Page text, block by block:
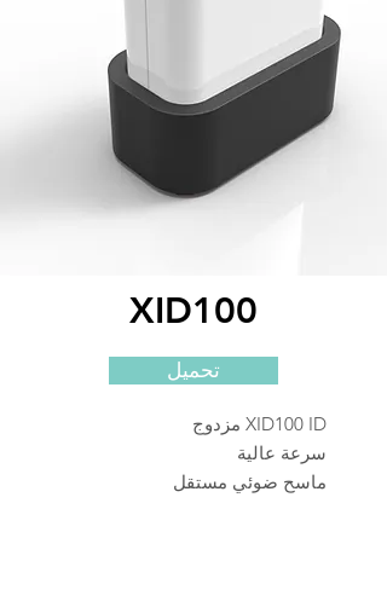
XID100
تحميل
XID100 ID مزدوج
سرعة عالية
ماسح ضوئي مستقل